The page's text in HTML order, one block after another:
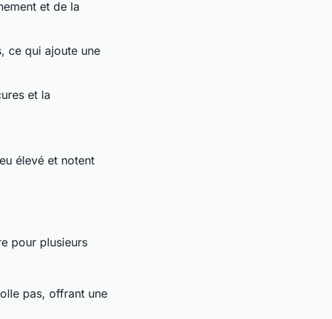
et de la
ce qui ajoute une
et la
élevé et notent
pour plusieurs
pas, offrant une